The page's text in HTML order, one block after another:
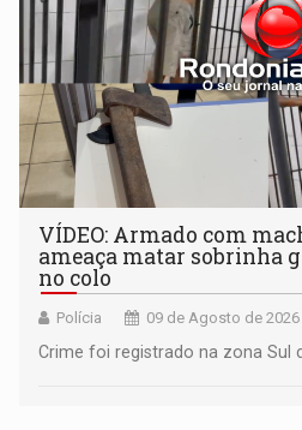
VÍDEO: Armado com
ameaça matar sobrinha
no colo
Polícia 09 de Agosto de 2026
Crime foi registrado na zona Sul